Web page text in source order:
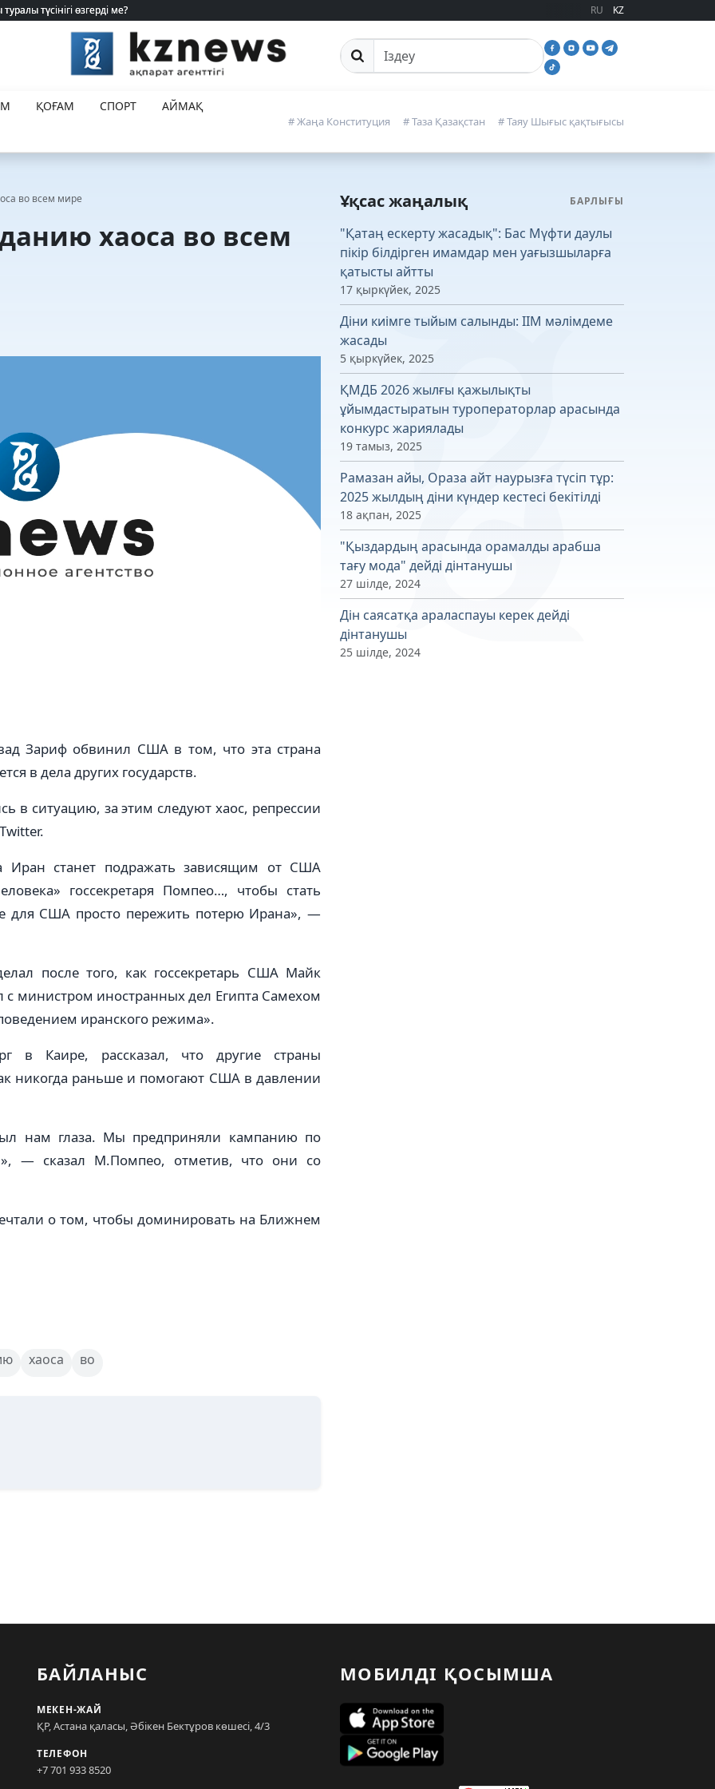
түсінігі өзгерді ме?
түсінігі өзгерді ме? RU KZ
Сайттан іздеу
ҚОҒАМ СПОРТ АЙМАҚ
# Жаңа Конституция # Таза Қазақстан # Таяу Шығыс қақтығысы
во всем мире
хаоса во всем
Зариф обвинил США в том, что эта страна
в дела других государств.
в ситуацию, за этим следуют хаос, репрессии
Иран станет подражать зависящим от США
госсекретаря Помпео…, чтобы стать
для США просто пережить потерю Ирана», —
после того, как госсекретарь США Майк
с министром иностранных дел Египта Самехом
иранского режима».
в Каире, рассказал, что другие страны
никогда раньше и помогают США в давлении
нам глаза. Мы предприняли кампанию по
— сказал М.Помпео, отметив, что они со
о том, чтобы доминировать на Ближнем
хаоса во
Ұқсас жаңалық БАРЛЫҒЫ
"Қатаң ескерту жасадық": Бас Мүфти даулы
пікір білдірген имамдар мен уағызшыларға
қатысты айтты
17 қыркүйек, 2025
Діни киімге тыйым салынды: ІІМ мәлімдеме
жасады
5 қыркүйек, 2025
ҚМДБ 2026 жылғы қажылықты
ұйымдастыратын туроператорлар арасында
конкурс жариялады
19 тамыз, 2025
Рамазан айы, Ораза айт наурызға түсіп тұр:
2025 жылдың діни күндер кестесі бекітілді
18 ақпан, 2025
"Қыздардың арасында орамалды арабша
тағу мода" дейді дінтанушы
27 шілде, 2024
Дін саясатқа араласпауы керек дейді
дінтанушы
25 шілде, 2024
БАЙЛАНЫС
МЕКЕН-ЖАЙ
ҚР, Астана қаласы, Әбікен Бектұров көшесі, 4/3
ТЕЛЕФОН
+7 701 933 8520
МОБИЛДІ ҚОСЫМША